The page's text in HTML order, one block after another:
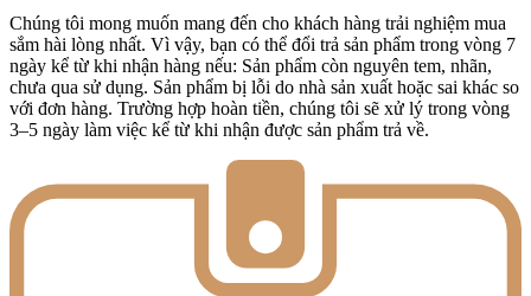
Chúng tôi mong muốn mang đến cho khách hàng trải nghiệm mua
sắm hài lòng nhất. Vì vậy, bạn có thể đổi trả sản phẩm trong vòng 7
ngày kể từ khi nhận hàng nếu: Sản phẩm còn nguyên tem, nhãn,
chưa qua sử dụng. Sản phẩm bị lỗi do nhà sản xuất hoặc sai khác so
với đơn hàng. Trường hợp hoàn tiền, chúng tôi sẽ xử lý trong vòng
3–5 ngày làm việc kể từ khi nhận được sản phẩm trả về.